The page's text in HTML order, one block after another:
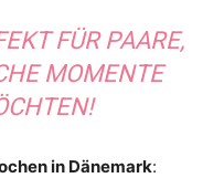
FÜR PAARE,
MOMENTE
in Dänemark: